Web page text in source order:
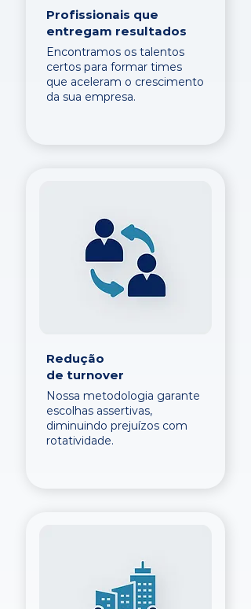
Profissionais que
entregam resultados
Encontramos os talentos
certos para formar times
que aceleram o crescimento
da sua empresa.
Redução
de turnover
Nossa metodologia garante
escolhas assertivas,
diminuindo prejuízos com
rotatividade.